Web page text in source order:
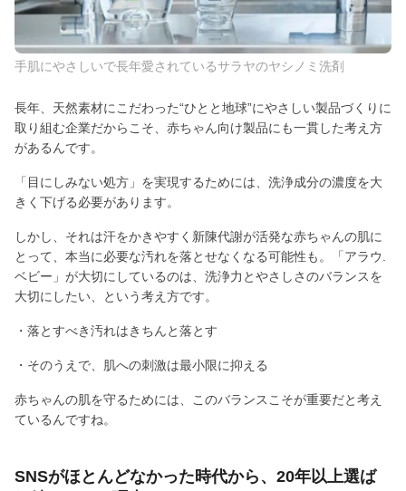
手肌にやさしいで長年愛されているサラヤのヤシノミ洗剤
長年、天然素材にこだわった“ひとと地球”にやさしい製品づくりに
取り組む企業だからこそ、赤ちゃん向け製品にも一貫した考え方
があるんです。
「目にしみない処方」を実現するためには、洗浄成分の濃度を大
きく下げる必要があります。
しかし、それは汗をかきやすく新陳代謝が活発な赤ちゃんの肌に
とって、本当に必要な汚れを落とせなくなる可能性も。「アラウ.
ベビー」が大切にしているのは、洗浄力とやさしさのバランスを
大切にしたい、という考え方です。
・落とすべき汚れはきちんと落とす
・そのうえで、肌への刺激は最小限に抑える
赤ちゃんの肌を守るためには、このバランスこそが重要だと考え
ているんですね。
SNSがほとんどなかった時代から、20年以上選ば